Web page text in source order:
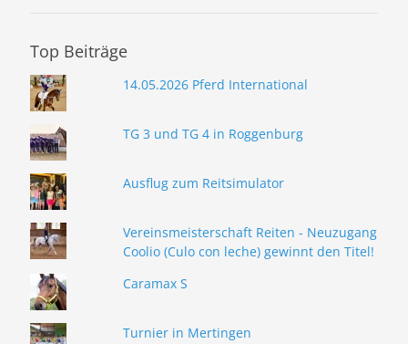
Top Beiträge
14.05.2026 Pferd International
TG 3 und TG 4 in Roggenburg
Ausflug zum Reitsimulator
Vereinsmeisterschaft Reiten - Neuzugang
Coolio (Culo con leche) gewinnt den Titel!
Caramax S
Turnier in Mertingen